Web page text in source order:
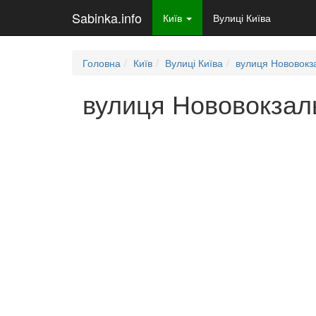
Sabinka.info Київ Вулиці Київа
Головна Київ Вулиці Київа вулиця
вулиця